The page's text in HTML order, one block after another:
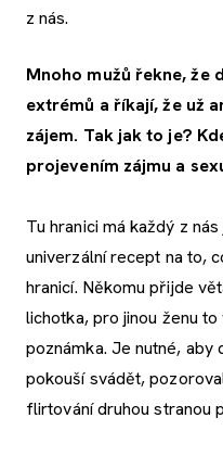
z nás.
Mnoho mužů řekne, že
extrémů a říkají, že už
zájem. Tak jak to je?
projevením zájmu a
Tu hranici má každý z
univerzální recept na to,
hranicí. Někomu přijde
lichotka, pro jinou ženu
poznámka. Je nutné,
pokouší svádět,
flirtování druhou stranou